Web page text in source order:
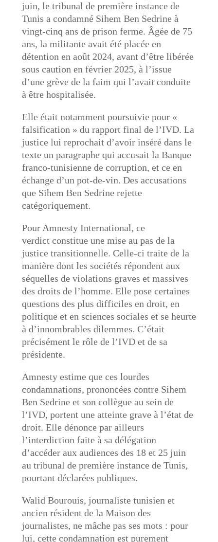
juin, le tribunal de première instance de
Tunis a condamné Sihem Ben Sedrine à
vingt-cinq ans de prison ferme. Âgée de 75
ans, la militante avait été placée en
détention en août 2024, avant d’être libérée
sous caution en février 2025, à l’issue
d’une grève de la faim qui l’avait conduite
à être hospitalisée.
Elle était notamment poursuivie pour «
falsification » du rapport final de l’IVD. La
justice lui reprochait d’avoir inséré dans le
texte un paragraphe qui accusait la Banque
franco-tunisienne de corruption, et ce en
échange d’un pot-de-vin. Des accusations
que Sihem Ben Sedrine rejette
catégoriquement.
Pour Amnesty International, ce
verdict constitue une mise au pas de la
justice transitionnelle. Celle-ci traite de la
manière dont les sociétés répondent aux
séquelles de violations graves et massives
des droits de l’homme. Elle pose certaines
questions des plus difficiles en droit, en
politique et en sciences sociales et se heurte
à d’innombrables dilemmes. C’était
précisément le rôle de l’IVD et de sa
présidente.
Amnesty estime que ces lourdes
condamnations, prononcées contre Sihem
Ben Sedrine et son collègue au sein de
l’IVD, portent une atteinte grave à l’état de
droit. Elle dénonce par ailleurs
l’interdiction faite à sa délégation
d’accéder aux audiences des 18 et 25 juin
au tribunal de première instance de Tunis,
pourtant déclarées publiques.
Walid Bourouis, journaliste tunisien et
ancien résident de la Maison des
journalistes, ne mâche pas ses mots : pour
lui, cette condamnation est purement